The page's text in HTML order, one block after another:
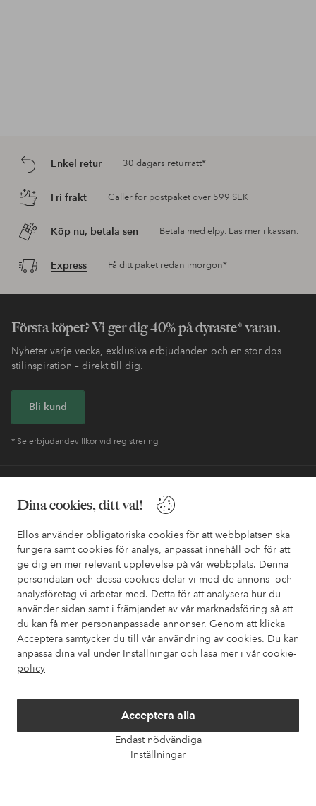
Dina cookies, ditt val!
Ellos använder obligatoriska cookies för att webbplatsen ska
fungera samt cookies för analys, anpassat innehåll och för att
ge dig en mer relevant upplevelse på vår webbplats. Denna
persondatan och dessa cookies delar vi med de annons- och
analysföretag vi arbetar med. Detta för att analysera hur du
använder sidan samt i främjandet av vår marknadsföring så att
du kan få mer personanpassade annonser. Genom att klicka
Acceptera samtycker du till vår användning av cookies. Du kan
anpassa dina val under Inställningar och läsa mer i vår cookie-
policy
Acceptera alla
Endast nödvändiga
Inställningar
Enkel retur 30 dagars returrätt*
Fri frakt Gäller för postpaket över 599 SEK
Köp nu, betala sen Betala med elpy. Läs mer i kassan.
Express Få ditt paket redan imorgon*
Första köpet? Vi ger dig 40% på dyraste* varan.
Nyheter varje vecka, exklusiva erbjudanden och en stor dos
stilinspiration – direkt till dig.
Bli kund
* Se erbjudandevillkor vid registrering
I vår FAQ hittar du svaren på de vanligaste frågorna. Här finns
också information om hur du enklast kontaktar oss.
Kundservice Beställning Betalsätt
Mina sidor
Om Ellos